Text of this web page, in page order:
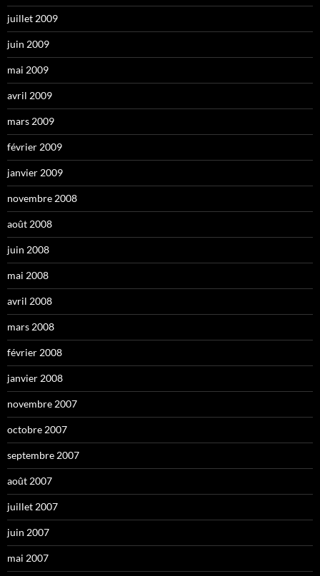
juillet 2009
juin 2009
mai 2009
avril 2009
mars 2009
février 2009
janvier 2009
novembre 2008
août 2008
juin 2008
mai 2008
avril 2008
mars 2008
février 2008
janvier 2008
novembre 2007
octobre 2007
septembre 2007
août 2007
juillet 2007
juin 2007
mai 2007